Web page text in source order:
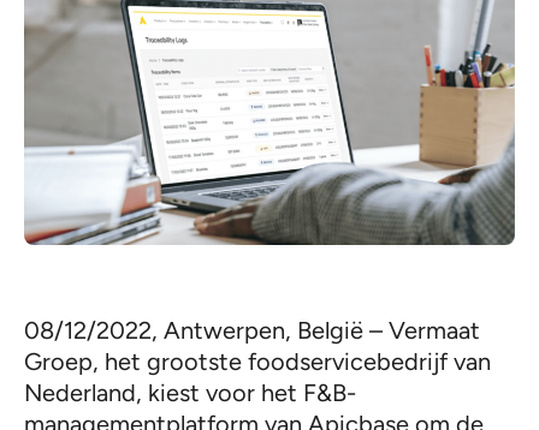
08/12/2022, Antwerpen, België – Vermaat
Groep, het grootste foodservicebedrijf van
Nederland, kiest voor het F&B-
managementplatform van Apicbase om de